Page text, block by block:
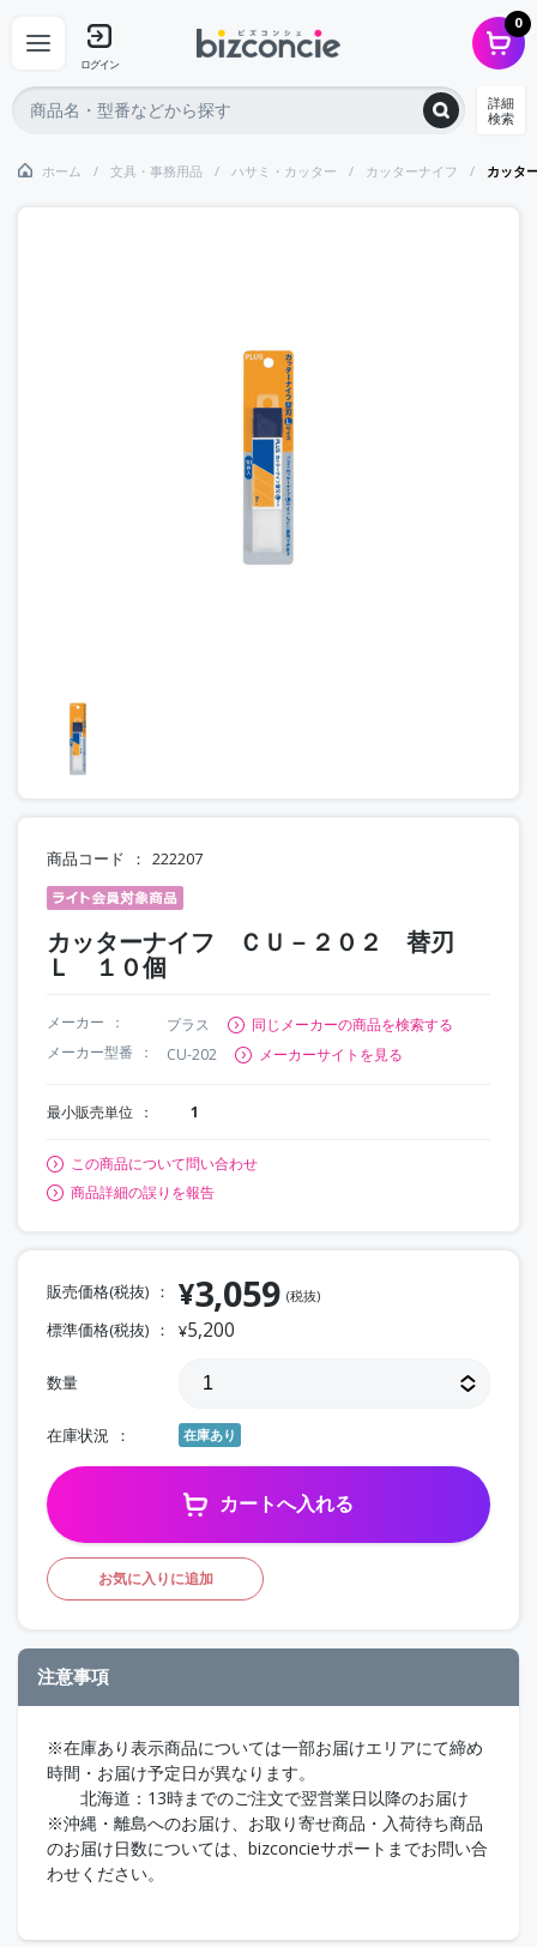
ログイン
0
詳細
検索
ホーム 文具・事務用品 ハサミ・カッター カッターナイフ カッタ
商品コード 222207
カッターナイフ ＣＵ－２０２ 替刃
Ｌ １０個
メーカー プラス
同じメーカーの商品を検索する
メーカー型番
CU-202 メーカーサイトを見る
最小販売単位 1
この商品について問い合わせ
商品詳細の誤りを報告
販売価格(税抜) ¥3,059 (税抜)
標準価格(税抜) ¥5,200
数量
在庫状況 在庫あり
カートへ入れる
お気に入りに追加
注意事項
※在庫あり表示商品については一部お届けエリアにて締め
時間・お届け予定日が異なります。
北海道：13時までのご注文で翌営業日以降のお届け
※沖縄・離島へのお届け、お取り寄せ商品・入荷待ち商品
のお届け日数については、bizconcieサポートまでお問い合
わせください。